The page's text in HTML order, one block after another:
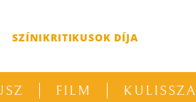
SZÍNIKRITIKUSOK DÍJA
FILM KULISSZA